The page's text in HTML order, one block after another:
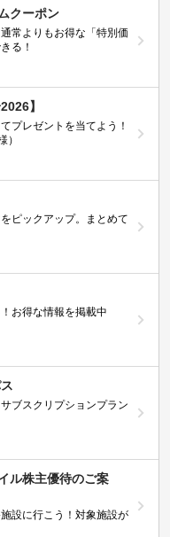
クーポン
常よりもお得な「特別価
る！
】
プレゼントを当てよう！
）
ピックアップ。まとめて
お得な情報を掲載中
ブスクリプションプラン
ル株主優待のご案
設に行こう！対象施設が